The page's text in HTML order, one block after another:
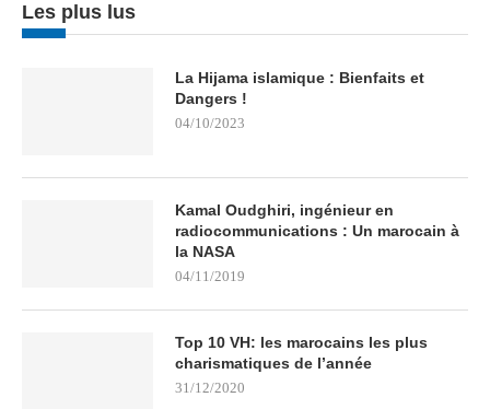
Les plus lus
La Hijama islamique : Bienfaits et
Dangers !
04/10/2023
Kamal Oudghiri, ingénieur en
radiocommunications : Un marocain à
la NASA
04/11/2019
Top 10 VH: les marocains les plus
charismatiques de l’année
31/12/2020